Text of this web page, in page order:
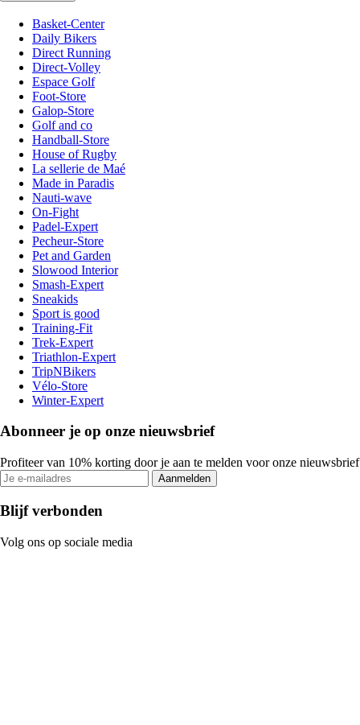
Basket-Center
Daily Bikers
Direct Running
Direct-Volley
Espace Golf
Foot-Store
Galop-Store
Golf and co
Handball-Store
House of Rugby
La sellerie de Maé
Made in Paradis
Nauti-wave
On-Fight
Padel-Expert
Pecheur-Store
Pet and Garden
Slowood Interior
Smash-Expert
Sneakids
Sport is good
Training-Fit
Trek-Expert
Triathlon-Expert
TripNBikers
Vélo-Store
Winter-Expert
Abonneer je op onze nieuwsbrief
Profiteer van 10% korting door je aan te melden voor onze nieuwsbrief
Aanmelden
Blijf verbonden
Volg ons op sociale media